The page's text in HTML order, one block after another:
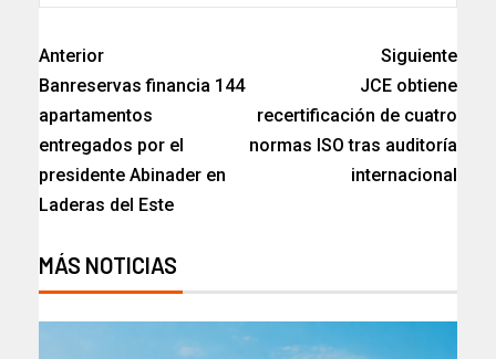
Anterior
Banreservas financia 144
apartamentos
entregados por el
presidente Abinader en
Laderas del Este
Siguiente
JCE obtiene
recertificación de cuatro
normas ISO tras auditoría
internacional
MÁS NOTICIAS